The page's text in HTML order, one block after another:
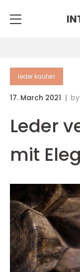
leder kaufen
17. March 2021 by
Leder
mit